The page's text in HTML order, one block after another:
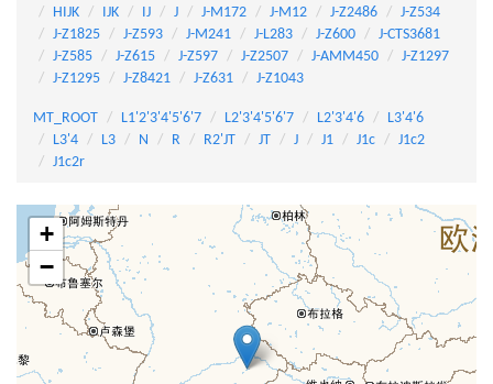
HIJK
IJK IJ J J-M172 J-M12 J-Z2486
J-Z534
J-Z1825
J-Z593 J-M241 J-L283 J-Z600
J-CTS3681
J-Z585
J-Z615 J-Z597 J-Z2507 J-AMM450
J-Z1297
J-Z1295
J-Z8421 J-Z631 J-Z1043
MT_ROOT L1'2'3'4'5'6'7 L2'3'4'5'6'7 L2'3'4'6
L3'4'6
L3'4
L3 N R R2'JT JT J J1 J1c
J1c2
J1c2r
+
−